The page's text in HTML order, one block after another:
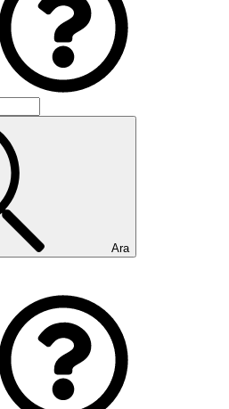
Ara